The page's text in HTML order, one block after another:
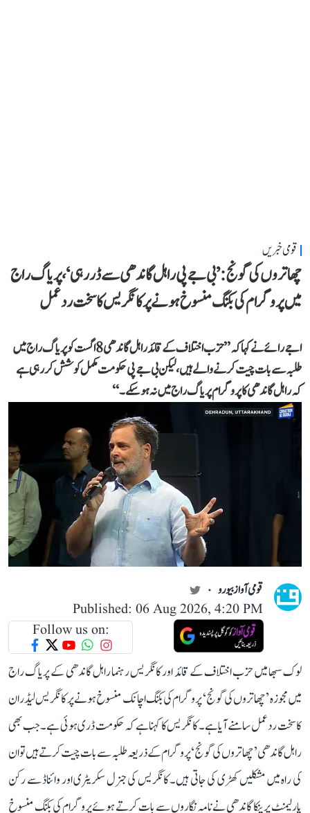
قومی خبریں
چھاتروں کی گونج: ’بی جے پی راہل گاندھی سے ڈر رہی‘، پریاگ راج
میں پروگرام کی بکنگ منسوخ ہونے پر کانگریس کا سخت ردعمل
اجے رائے نے کہا کہ ’’حزب اختلاف کے قائد راہل گاندھی 8 اگست کو پریاگ راج میں
طلبہ سے بات چیت کرنے والے ہیں، لیکن بی جے پی حکومت مکمل کوشش کر رہی ہے
کہ راہل گاندھی کا پروگرام پریاگ راج میں نہ ہو سکے۔‘‘
قومی آواز بیورو
Published: 06 Aug 2026, 4:20 PM
Follow us on:
لوک سبھا میں حزب اختلاف کے قائد اور کانگریس رہنما راہل گاندھی کے پریاگ راج
میں مجوزہ ’چھاتروں کی گونج‘ پروگرام کی بکنگ اچانک منسوخ ہونے پر کانگریس لیڈران
کا سخت ردعمل سامنے آیا ہے۔ کانگریس کا کہنا ہے کہ حکومت ڈری ہوئی ہے۔ جب بھی
راہل گاندھی ’چھاتروں کی گونج‘ پروگرام کے ذریعہ طلبہ سے بات چیت کرتے ہیں تو ان
کی راہ میں مشکلیں کھڑی کی جاتی ہیں۔ کانگریس کی جنرل سکریٹری اور وائناڈ سے رکن
پارلیمنٹ پرینکا گاندھی نے نامہ نگاروں سے بات کرتے ہوئے پروگرام کی بکنگ منسوخ